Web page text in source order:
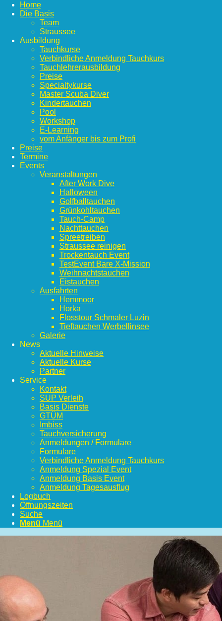
Home
Die Basis
Team
Straussee
Ausbildung
Tauchkurse
Verbindliche Anmeldung Tauchkurs
Tauchlehrerausbildung
Preise
Specialtykurse
Master Scuba Diver
Kindertauchen
Pool
Workshop
E-Learning
vom Anfänger bis zum Profi
Preise
Termine
Events
Veranstaltungen
After Work Dive
Halloween
Golfballtauchen
Grünkohltauchen
Tauch-Camp
Nachttauchen
Spreetreiben
Straussee reinigen
Trockentauch Event
TestEvent Bare X-Mission
Weihnachtstauchen
Eistauchen
Ausfahrten
Hemmoor
Horka
Flosstour Schmaler Luzin
Tieftauchen Werbellinsee
Galerie
News
Aktuelle Hinweise
Aktuelle Kurse
Partner
Service
Kontakt
SUP Verleih
Basis Dienste
GTÜM
Imbiss
Tauchversicherung
Anmeldungen / Formulare
Formulare
Verbindliche Anmeldung Tauchkurs
Anmeldung Spezial Event
Anmeldung Basis Event
Anmeldung Tagesausflug
Logbuch
Öffnungszeiten
Suche
Menü Menü